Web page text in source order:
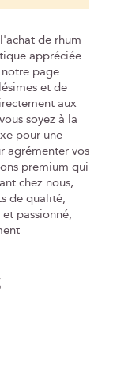
de rhum
appréciée
page
et de
aux
soyez à la
pour une
agrémenter vos
premium qui
chez nous,
de qualité,
passionné,